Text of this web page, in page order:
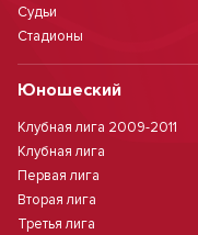
Судьи
Стадионы
Юношеский
Клубная лига 2009-2011
Клубная лига
Первая лига
Вторая лига
Третья лига